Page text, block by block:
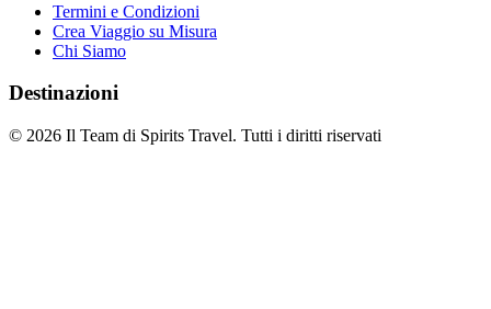
Termini e Condizioni
Crea Viaggio su Misura
Chi Siamo
Destinazioni
© 2026 Il Team di Spirits Travel. Tutti i diritti riservati